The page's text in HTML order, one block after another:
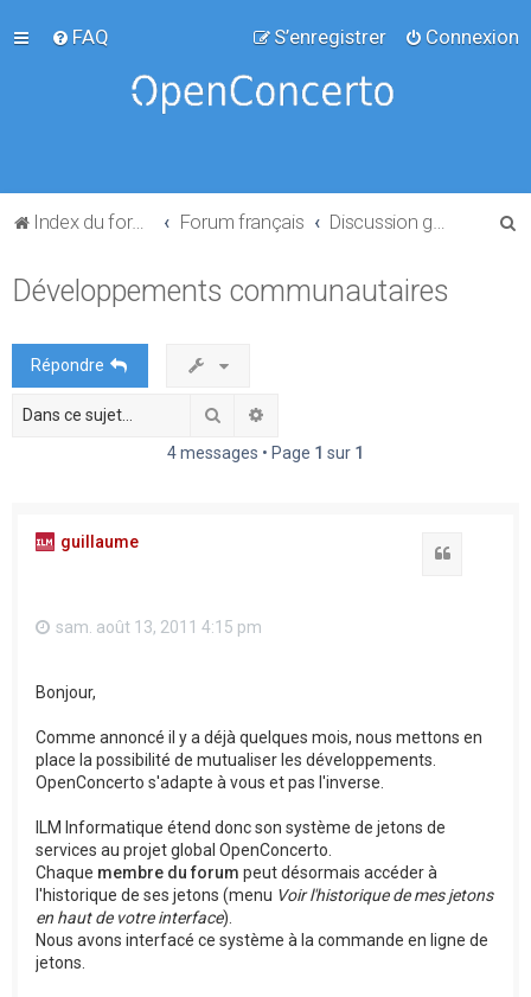
FAQ Connexion
S’enregistrer
Index du forum Forum français
Développements communautaires
Répondre
Rechercher
4 messages • Page 1 sur 1
guillaume
sam. août 13, 2011 4:15 pm
Bonjour,
Comme annoncé il y a déjà quelques mois, nous mettons en
place la possibilité de mutualiser les développements.
OpenConcerto s'adapte à vous et pas l'inverse.
ILM Informatique étend donc son système de jetons de
services au projet global OpenConcerto.
Chaque membre du forum peut désormais accéder à
l'historique de ses jetons (menu Voir l'historique de mes jetons
en haut de votre interface).
Nous avons interfacé ce système à la commande en ligne de
jetons.